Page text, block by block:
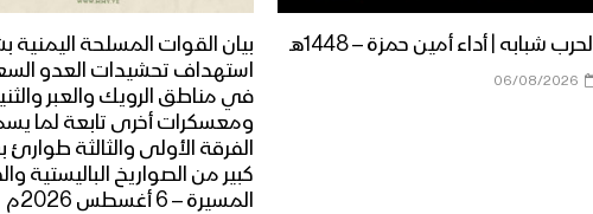
الحرب شبابه | أداء أمين حمزة – 1448هـ
06/08/2026
بيان القوات المسلحة اليمنية
استهداف تحشيدات العدو
في مناطق الرويك والعبر
ومعسكرات أخرى تابعة لما
الفرقة الأولى والثالثة طوارئ
كبير من الصواريخ الباليستية
المسيرة – 6 أغسطس 2026م